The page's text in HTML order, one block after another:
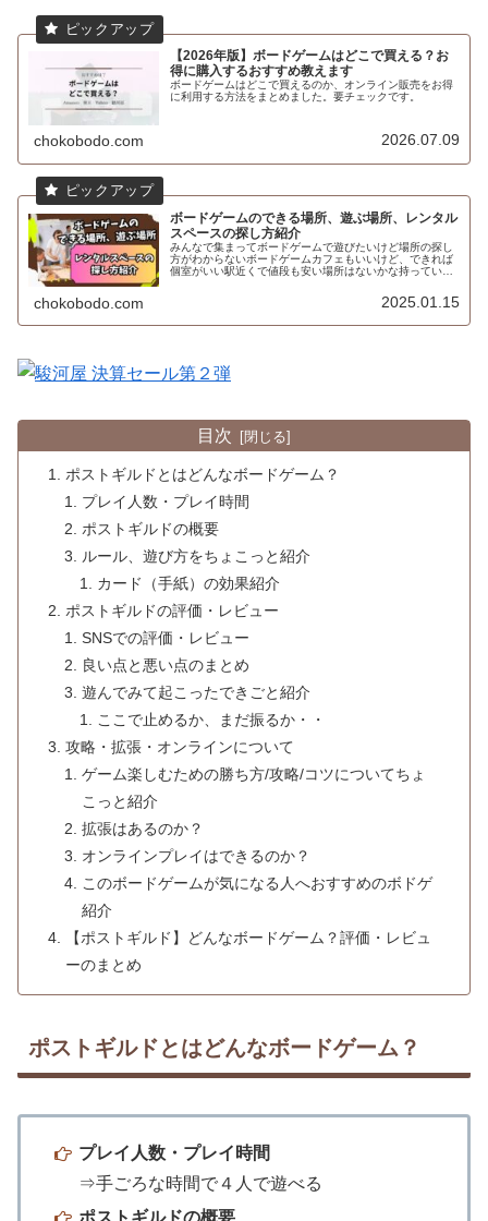
【2026年版】ボードゲームはどこで買える？お
得に購入するおすすめ教えます
ボードゲームはどこで買えるのか、オンライン販売をお得
に利用する方法をまとめました。要チェックです。
chokobodo.com 2026.07.09
ボードゲームのできる場所、遊ぶ場所、レンタル
スペースの探し方紹介
みんなで集まってボードゲームで遊びたいけど場所の探し
方がわからないボードゲームカフェもいいけど、できれば
個室がいい駅近くで値段も安い場所はないかな持っている
chokobodo.com 2025.01.15
目次
ポストギルドとはどんなボードゲーム？
プレイ人数・プレイ時間
ポストギルドの概要
ルール、遊び方をちょこっと紹介
カード（手紙）の効果紹介
ポストギルドの評価・レビュー
SNSでの評価・レビュー
良い点と悪い点のまとめ
遊んでみて起こったできごと紹介
ここで止めるか、まだ振るか・・
攻略・拡張・オンラインについて
ゲーム楽しむための勝ち方/攻略/コツについてちょ
こっと紹介
拡張はあるのか？
オンラインプレイはできるのか？
このボードゲームが気になる人へおすすめのボドゲ
紹介
【ポストギルド】どんなボードゲーム？評価・レビュ
ーのまとめ
ポストギルドとはどんなボードゲーム？
プレイ人数・プレイ時間
⇒手ごろな時間で４人で遊べる
ポストギルドの概要